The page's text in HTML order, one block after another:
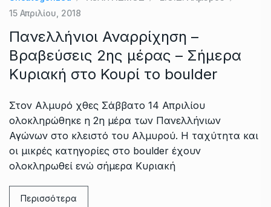
15 Απριλίου, 2018
Πανελλήνιοι Αναρρίχηση –
Βραβεύσεις 2ης μέρας – Σήμερα
Κυριακή στο Κουρί το boulder
Στον Αλμυρό χθες Σάββατο 14 Απριλίου
ολοκληρώθηκε η 2η μέρα των Πανελλήνιων
Αγώνων στο κλειστό του Αλμυρού. Η ταχύτητα και
οι μικρές κατηγορίες στο boulder έχουν
ολοκληρωθεί ενώ σήμερα Κυριακή
Περισσότερα